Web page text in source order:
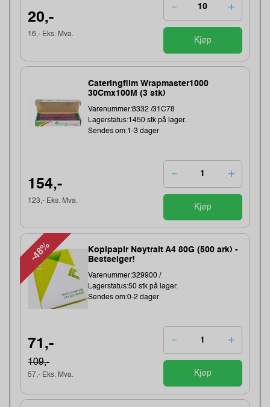
20,-
16,- Eks. Mva.
Kjøp
Cateringfilm Wrapmaster1000
30Cmx100M (3 stk)
Varenummer:8332 /31C78
Lagerstatus:1450 stk på lager.
Sendes om:1-3 dager
154,-
123,- Eks. Mva.
Kjøp
-48%
Kopipapir Nøytralt A4 80G (500 ark) -
Bestselger!
Varenummer:329900 /
Lagerstatus:50 stk på lager.
Sendes om:0-2 dager
71,-
109,-
57,- Eks. Mva. Kjøp